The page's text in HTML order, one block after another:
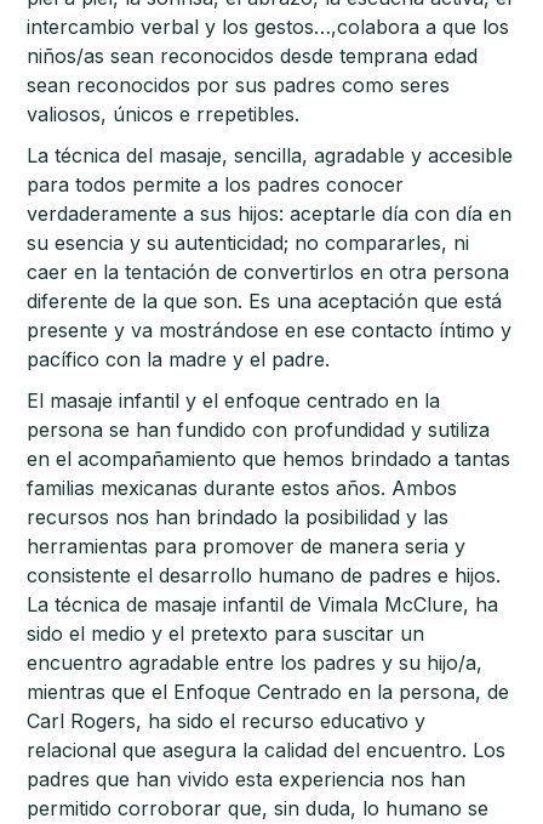
intercambio verbal y los gestos…,colabora a que los
niños/as sean reconocidos desde temprana edad
sean reconocidos por sus padres como seres
valiosos, únicos e rrepetibles.
La técnica del masaje, sencilla, agradable y accesible
para todos permite a los padres conocer
verdaderamente a sus hijos: aceptarle día con día en
su esencia y su autenticidad; no compararles, ni
caer en la tentación de convertirlos en otra persona
diferente de la que son. Es una aceptación que está
presente y va mostrándose en ese contacto íntimo y
pacífico con la madre y el padre.
El masaje infantil y el enfoque centrado en la
persona se han fundido con profundidad y sutiliza
en el acompañamiento que hemos brindado a tantas
familias mexicanas durante estos años. Ambos
recursos nos han brindado la posibilidad y las
herramientas para promover de manera seria y
consistente el desarrollo humano de padres e hijos.
La técnica de masaje infantil de Vimala McClure, ha
sido el medio y el pretexto para suscitar un
encuentro agradable entre los padres y su hijo/a,
mientras que el Enfoque Centrado en la persona, de
Carl Rogers, ha sido el recurso educativo y
relacional que asegura la calidad del encuentro. Los
padres que han vivido esta experiencia nos han
permitido corroborar que, sin duda, lo humano se